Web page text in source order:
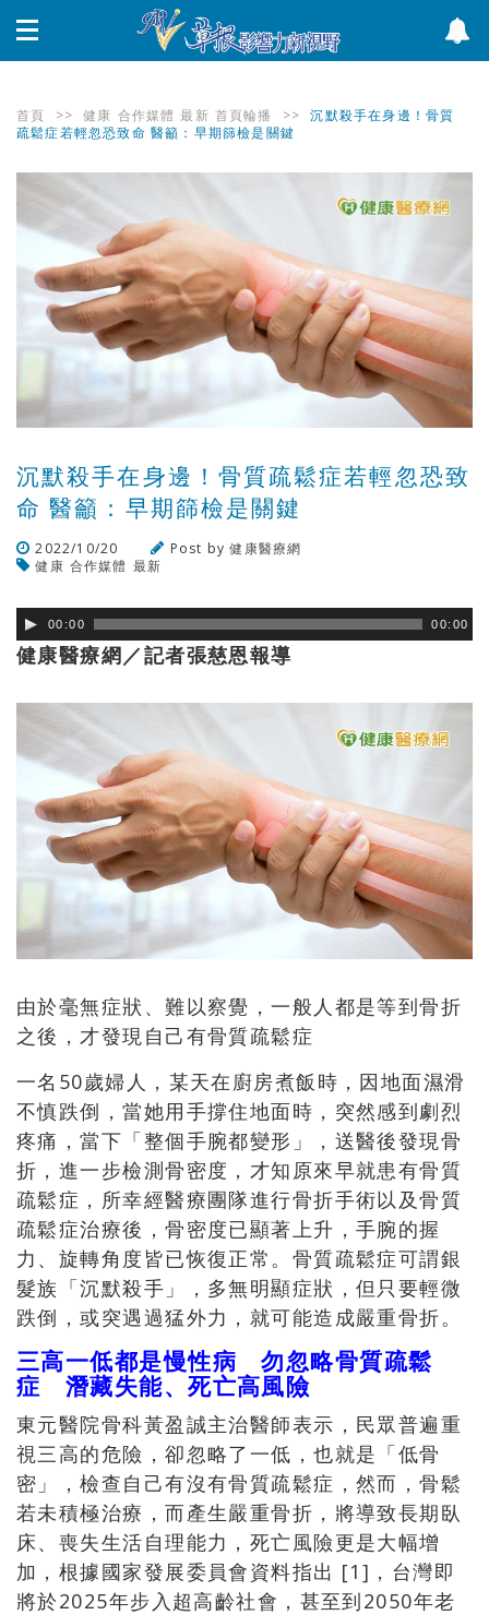
首頁 >> 健康 合作媒體 最新 首頁輪播 >>
沉默殺手在身邊！骨質
疏鬆症若輕忽恐致命 醫籲：早期篩檢是關鍵
沉默殺手在身邊！骨質疏鬆症若輕忽恐致
命 醫籲：早期篩檢是關鍵
2022/10/20 Post by健康醫療網
健康 合作媒體 最新
00:00 00:00
健康醫療網／記者張慈恩報導
由於毫無症狀、難以察覺，一般人都是等到骨折
之後，才發現自己有骨質疏鬆症
一名50歲婦人，某天在廚房煮飯時，因地面濕滑
不慎跌倒，當她用手撐住地面時，突然感到劇烈
疼痛，當下「整個手腕都變形」，送醫後發現骨
折，進一步檢測骨密度，才知原來早就患有骨質
疏鬆症，所幸經醫療團隊進行骨折手術以及骨質
疏鬆症治療後，骨密度已顯著上升，手腕的握
力、旋轉角度皆已恢復正常。骨質疏鬆症可謂銀
髮族「沉默殺手」，多無明顯症狀，但只要輕微
跌倒，或突遇過猛外力，就可能造成嚴重骨折。
三高一低都是慢性病 勿忽略骨質疏鬆
症 潛藏失能、死亡高風險
東元醫院骨科黃盈誠主治醫師表示，民眾普遍重
視三高的危險，卻忽略了一低，也就是「低骨
密」，檢查自己有沒有骨質疏鬆症，然而，骨鬆
若未積極治療，而產生嚴重骨折，將導致長期臥
床、喪失生活自理能力，死亡風險更是大幅增
加，根據國家發展委員會資料指出 [1]，台灣即
將於2025年步入超高齡社會，甚至到2050年老